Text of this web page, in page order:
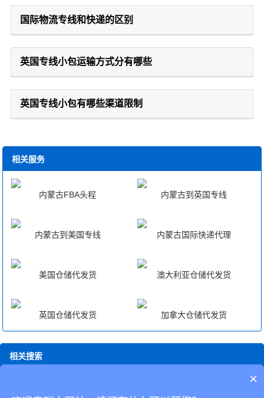
国际物流专线和快递的区别
英国专线小包运输方式分有哪些
英国专线小包有哪些渠道限制
相关服务
内蒙古FBA头程 内蒙古到英国专线
内蒙古到美国专线 内蒙古国际快递代理
美国仓储代发货 澳大利亚仓储代发货
英国仓储代发货 加拿大仓储代发货
相关搜索
洲专线是什么
澳洲仓海外仓 澳洲专线报价 辽宁到澳洲fba中转
×